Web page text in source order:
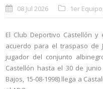
08 Jul 2026 1er Equipo
El Club Deportivo Castellón
acuerdo para el traspaso de
jugador del conjunto
Castellón hasta el 30 de junio
Bajos, 15-08-1998) llega a